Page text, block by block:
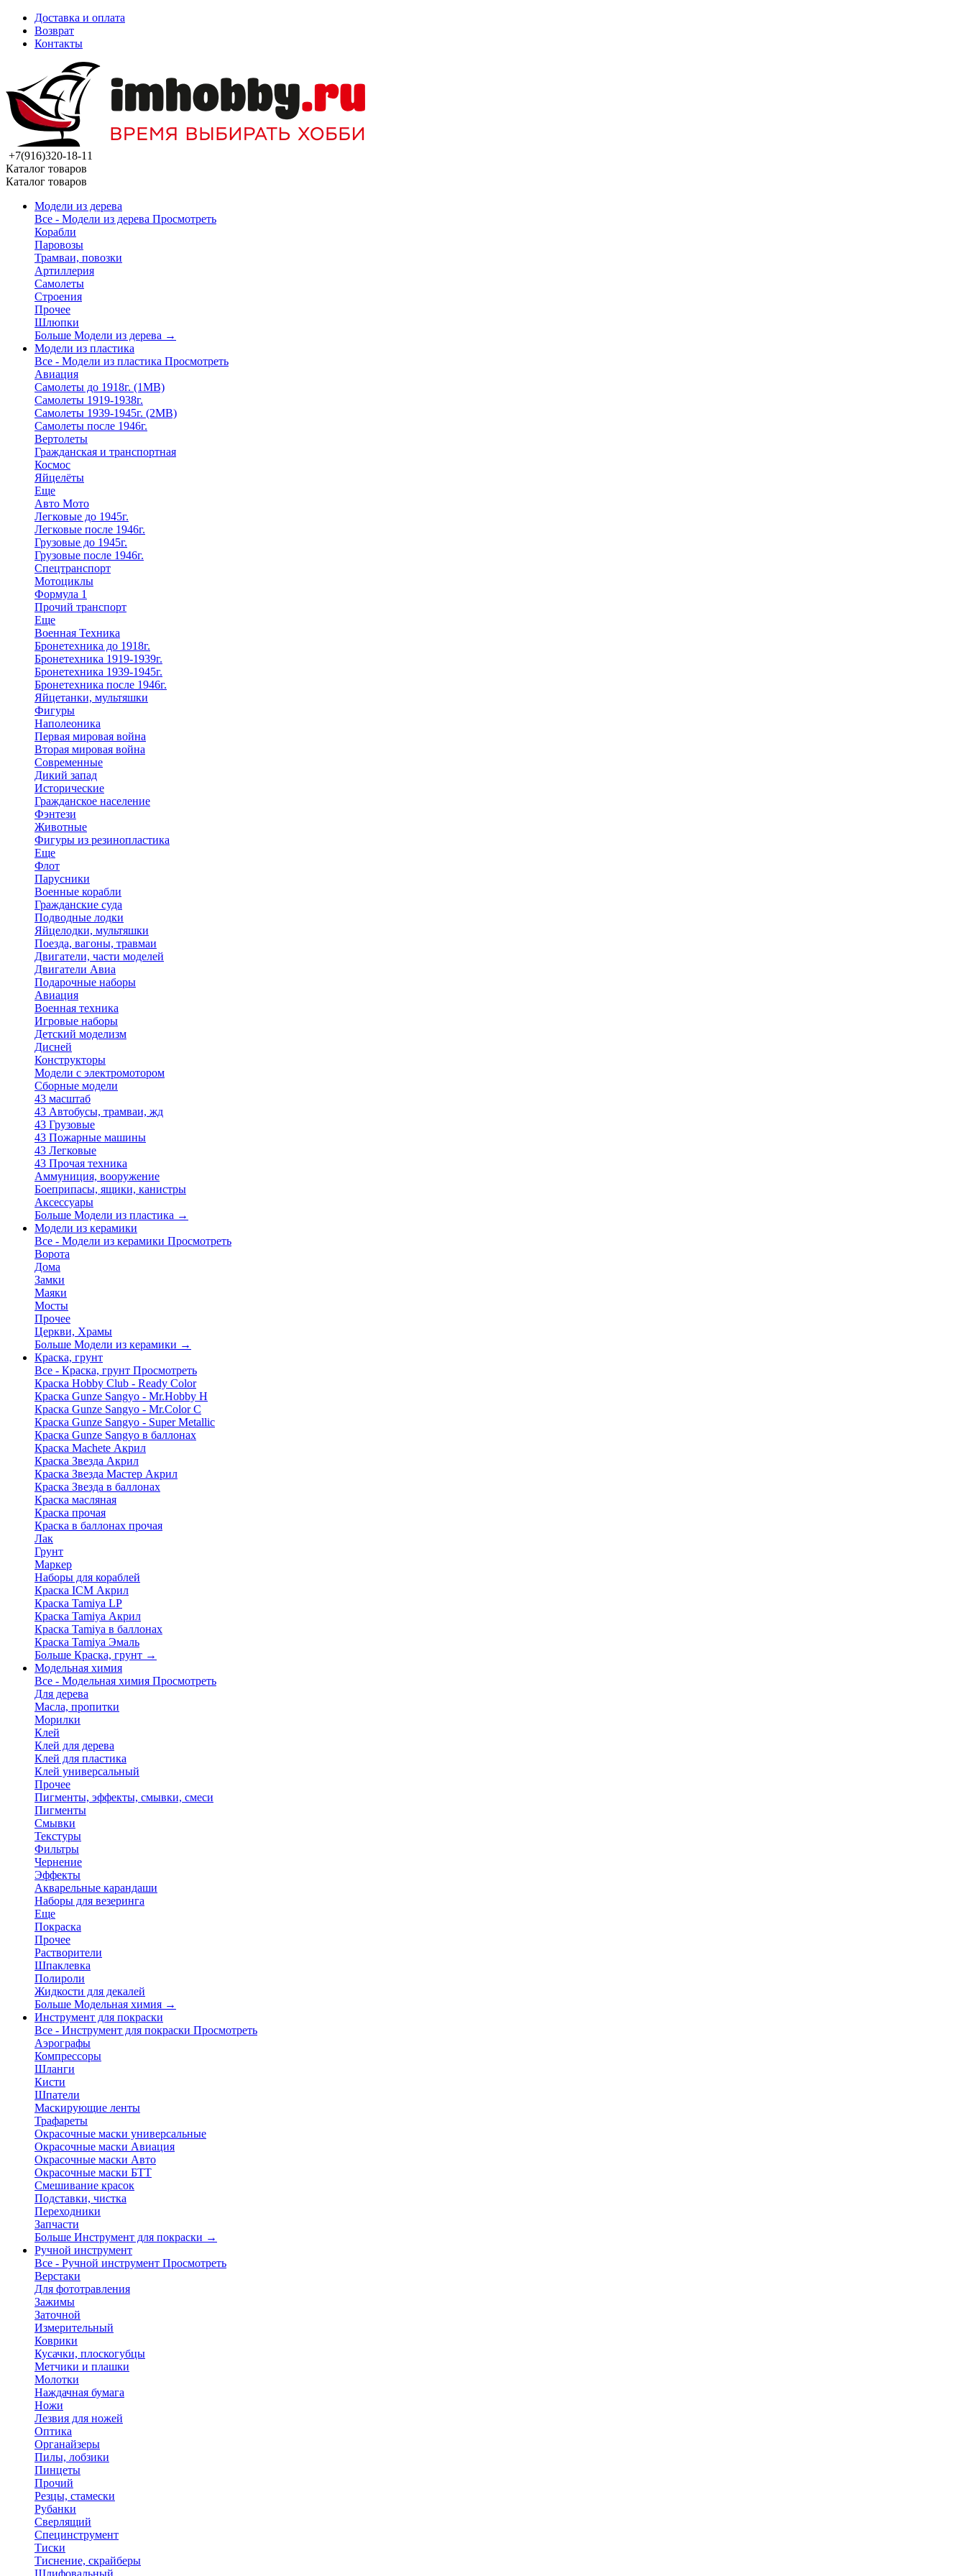
Доставка и оплата
Возврат
Контакты
+7(916)320-18-11
Каталог товаров
Каталог товаров
Модели из дерева
Все - Модели из дерева Просмотреть
Корабли
Паровозы
Трамваи, повозки
Артиллерия
Самолеты
Строения
Прочее
Шлюпки
Больше Модели из дерева →
Модели из пластика
Все - Модели из пластика Просмотреть
Авиация
Самолеты до 1918г. (1МВ)
Самолеты 1919-1938г.
Самолеты 1939-1945г. (2МВ)
Самолеты после 1946г.
Вертолеты
Гражданская и транспортная
Космос
Яйцелёты
Еще
Авто Мото
Легковые до 1945г.
Легковые после 1946г.
Грузовые до 1945г.
Грузовые после 1946г.
Спецтранспорт
Мотоциклы
Формула 1
Прочий транспорт
Еще
Военная Техника
Бронетехника до 1918г.
Бронетехника 1919-1939г.
Бронетехника 1939-1945г.
Бронетехника после 1946г.
Яйцетанки, мультяшки
Фигуры
Наполеоника
Первая мировая война
Вторая мировая война
Современные
Дикий запад
Исторические
Гражданское население
Фэнтези
Животные
Фигуры из резинопластика
Еще
Флот
Парусники
Военные корабли
Гражданские суда
Подводные лодки
Яйцелодки, мультяшки
Поезда, вагоны, травмаи
Двигатели, части моделей
Двигатели Авиа
Подарочные наборы
Авиация
Военная техника
Игровые наборы
Детский моделизм
Дисней
Конструкторы
Модели с электромотором
Сборные модели
43 масштаб
43 Автобусы, трамваи, жд
43 Грузовые
43 Пожарные машины
43 Легковые
43 Прочая техника
Аммуниция, вооружение
Боеприпасы, ящики, канистры
Аксессуары
Больше Модели из пластика →
Модели из керамики
Все - Модели из керамики Просмотреть
Ворота
Дома
Замки
Маяки
Мосты
Прочее
Церкви, Храмы
Больше Модели из керамики →
Краска, грунт
Все - Краска, грунт Просмотреть
Краска Hobby Club - Ready Color
Краска Gunze Sangyo - Mr.Hobby H
Краска Gunze Sangyo - Mr.Color C
Краска Gunze Sangyo - Super Metallic
Краска Gunze Sangyo в баллонах
Краска Machete Акрил
Краска Звезда Акрил
Краска Звезда Мастер Акрил
Краска Звезда в баллонах
Краска масляная
Краска прочая
Краска в баллонах прочая
Лак
Грунт
Маркер
Наборы для кораблей
Краска ICM Акрил
Краска Tamiya LP
Краска Tamiya Акрил
Краска Tamiya в баллонах
Краска Tamiya Эмаль
Больше Краска, грунт →
Модельная химия
Все - Модельная химия Просмотреть
Для дерева
Масла, пропитки
Морилки
Клей
Клей для дерева
Клей для пластика
Клей универсальный
Прочее
Пигменты, эффекты, смывки, смеси
Пигменты
Смывки
Текстуры
Фильтры
Чернение
Эффекты
Акварельные карандаши
Наборы для везеринга
Еще
Покраска
Прочее
Растворители
Шпаклевка
Полироли
Жидкости для декалей
Больше Модельная химия →
Инструмент для покраски
Все - Инструмент для покраски Просмотреть
Аэрографы
Компрессоры
Шланги
Кисти
Шпатели
Маскирующие ленты
Трафареты
Окрасочные маски универсальные
Окрасочные маски Авиация
Окрасочные маски Авто
Окрасочные маски БТТ
Смешивание красок
Подставки, чистка
Переходники
Запчасти
Больше Инструмент для покраски →
Ручной инструмент
Все - Ручной инструмент Просмотреть
Верстаки
Для фототравления
Зажимы
Заточной
Измерительный
Коврики
Кусачки, плоскогубцы
Метчики и плашки
Молотки
Наждачная бумага
Ножи
Лезвия для ножей
Оптика
Органайзеры
Пилы, лобзики
Пинцеты
Прочий
Резцы, стамески
Рубанки
Сверлящий
Специнструмент
Тиски
Тиснение, скрайберы
Шлифовальный